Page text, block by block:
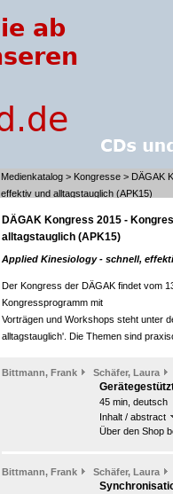
Medienkatalog > Kongresse > DÄGAK
effektiv und alltagstauglich (APK15)
DÄGAK Kongress 2015 -
alltagstauglich (APK15)
Applied Kinesiology - schnell,
Der Kongress der DÄGAK findet vom
Kongressprogramm mit
Vorträgen und Workshops steht unter
alltagstauglich'. Die Themen sind
Bittmann, Frank Schäfer, Laura
45 min, deutsch
Inhalt / abstract
Über den Shop
Bittmann, Frank Schäfer, Laura